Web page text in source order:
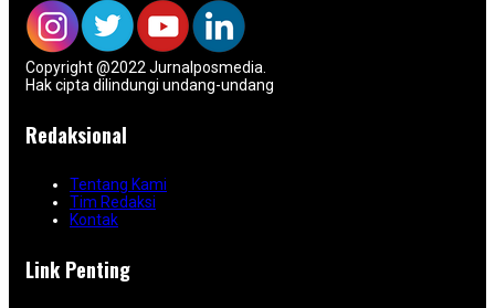
Copyright @2022 Jurnalposmedia.
Hak cipta dilindungi undang-undang
Redaksional
Tentang Kami
Tim Redaksi
Kontak
Link Penting